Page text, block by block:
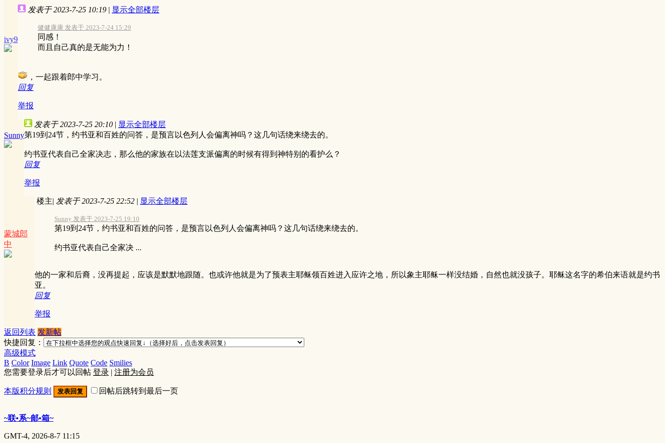
ivy9
发表于 2023-7-25 10:19 | 显示全部楼层
健健康康 发表于 2023-7-24 15:29
同感！
而且自己真的是无能为力！
，一起跟着郎中学习。
回复
举报
Sunny
发表于 2023-7-25 20:10 | 显示全部楼层
第19到24节，约书亚和百姓的问答，是预言以色列人会偏离神吗？这几句话绕来绕去的。
约书亚代表自己全家决志，那么他的家族在以法莲支派偏离的时候有得到神特别的看护么？
回复
举报
蒙城郎
中
楼主| 发表于 2023-7-25 22:52 | 显示全部楼层
Sunny 发表于 2023-7-25 19:10
第19到24节，约书亚和百姓的问答，是预言以色列人会偏离神吗？这几句话绕来绕去的。
约书亚代表自己全家决 ...
他的一家和后裔，没再提起，应该是默默地跟随。也或许他就是为了预表主耶稣领百姓进入应许之地，所以象主耶稣一样没结婚，自然也就没孩子。耶稣这名字的希伯来语就是约书
亚。
回复
举报
返回列表 发新帖
快捷回复：
高级模式
B Color Image Link Quote Code Smilies
您需要登录后才可以回帖 登录 | 注册为会员
本版积分规则 发表回复 回帖后跳转到最后一页
~联•系~邮•箱~
GMT-4, 2026-8-7 11:15